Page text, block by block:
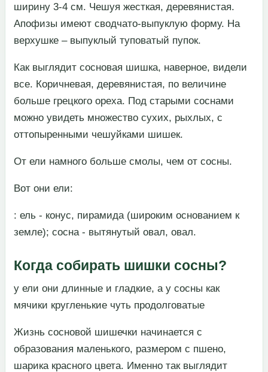
ширину 3-4 см. Чешуя жесткая, деревянистая.
Апофизы имеют сводчато-выпуклую форму. На
верхушке – выпуклый туповатый пупок.​
​Как выглядит сосновая шишка, наверное, видели
все. Коричневая, деревянистая, по величине
больше грецкого ореха. Под старыми соснами
можно увидеть множество сухих, рыхлых, с
оттопыренными чешуйками шишек.​
​От ели намного больше смолы, чем от сосны.​
​Вот они ели:​
​: ель - конус, пирамида (широким основанием к
земле); сосна - вытянутый овал, овал.​
Когда собирать шишки сосны?
​у ели они длинные и гладкие, а у сосны как
мячики кругленькие чуть продолговатые​
​Жизнь сосновой шишечки начинается с
образования маленького, размером с пшено,
шарика красного цвета. Именно так выглядит